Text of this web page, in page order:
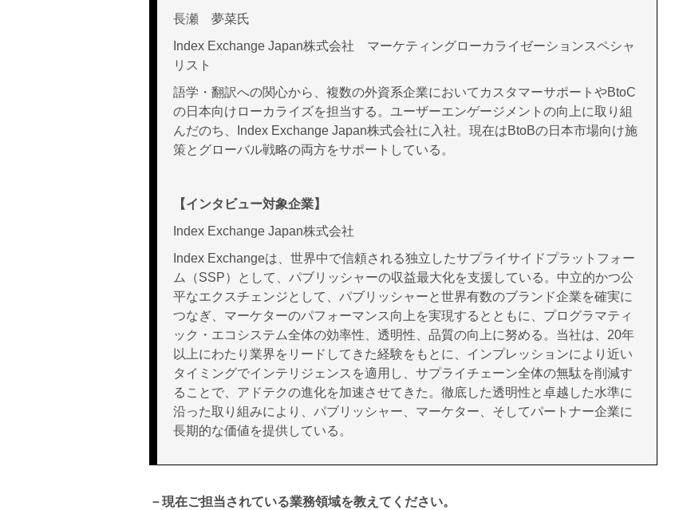
長瀬 夢菜氏
Index Exchange Japan株式会社 マーケティングローカライゼーションスペシャ
リスト
語学・翻訳への関心から、複数の外資系企業においてカスタマーサポートやBtoC
の日本向けローカライズを担当する。ユーザーエンゲージメントの向上に取り組
んだのち、Index Exchange Japan株式会社に入社。現在はBtoBの日本市場向け施
策とグローバル戦略の両方をサポートしている。
【インタビュー対象企業】
Index Exchange Japan株式会社
Index Exchangeは、世界中で信頼される独立したサプライサイドプラットフォー
ム（SSP）として、パブリッシャーの収益最大化を支援している。中立的かつ公
平なエクスチェンジとして、パブリッシャーと世界有数のブランド企業を確実に
つなぎ、マーケターのパフォーマンス向上を実現するとともに、プログラマティ
ック・エコシステム全体の効率性、透明性、品質の向上に努める。当社は、20年
以上にわたり業界をリードしてきた経験をもとに、インプレッションにより近い
タイミングでインテリジェンスを適用し、サプライチェーン全体の無駄を削減す
ることで、アドテクの進化を加速させてきた。徹底した透明性と卓越した水準に
沿った取り組みにより、パブリッシャー、マーケター、そしてパートナー企業に
長期的な価値を提供している。
－現在ご担当されている業務領域を教えてください。